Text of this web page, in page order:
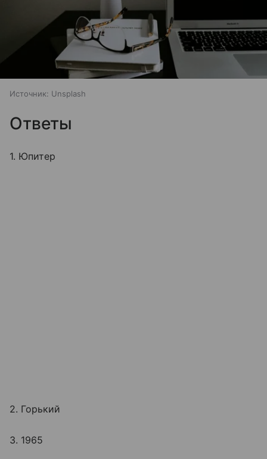
Источник: Unsplash
Ответы
1. Юпитер
2. Горький
3. 1965